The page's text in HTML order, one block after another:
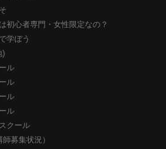
初心者専門・女性限定なの？
学ぼう
)
ル
ル
ル
ル
クール
募集状況）